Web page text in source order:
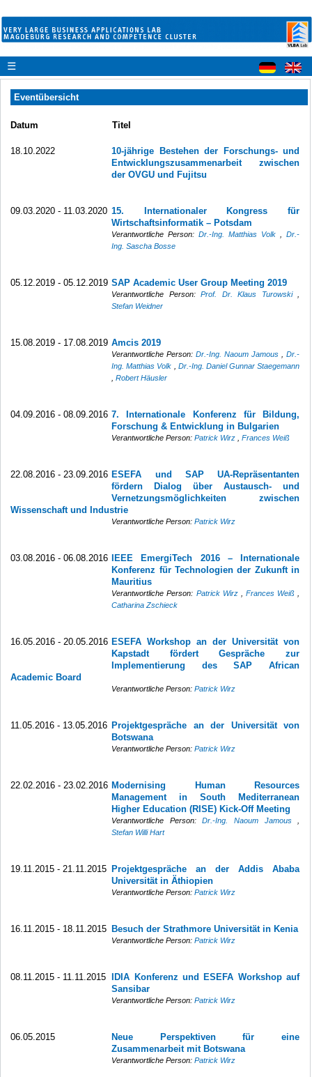
☰
Eventübersicht
Datum Titel
18.10.2022
10-jährige Bestehen der Forschungs- und
Entwicklungszusammenarbeit zwischen
der OVGU und Fujitsu
09.03.2020 - 11.03.2020 15. Internationaler Kongress für
Wirtschaftsinformatik – Potsdam
Verantwortliche Person:Dr.-Ing. Matthias Volk ,Dr.-
Ing. Sascha Bosse
05.12.2019 - 05.12.2019 SAP Academic User Group Meeting 2019
Verantwortliche Person:Prof. Dr. Klaus Turowski
Stefan Weidner
15.08.2019 - 17.08.2019 Amcis 2019
Verantwortliche Person:Dr.-Ing. Naoum Jamous ,Dr.-
Ing. Matthias Volk
Dr.-Ing. Daniel Gunnar Staegemann
,Robert Häusler
04.09.2016 - 08.09.2016 7. Internationale Konferenz für Bildung,
Forschung & Entwicklung in Bulgarien
Verantwortliche Person:Patrick Wirz ,Frances Weiß
22.08.2016 - 23.09.2016 ESEFA und SAP UA-Repräsentanten
fördern Dialog über Austausch- und
Vernetzungsmöglichkeiten zwischen
Wissenschaft und Industrie
Verantwortliche Person:Patrick Wirz
03.08.2016 - 06.08.2016
IEEE EmergiTech 2016 – Internationale
Konferenz für Technologien der Zukunft in
Mauritius
Verantwortliche Person: Patrick Wirz Frances Weiß
Catharina Zschieck
16.05.2016 - 20.05.2016 ESEFA Workshop an der Universität von
Kapstadt fördert Gespräche zur
Implementierung des SAP African
Academic Board
Verantwortliche Person:Patrick Wirz
11.05.2016 - 13.05.2016 Projektgespräche an der Universität von
Botswana
Verantwortliche Person:Patrick Wirz
22.02.2016 - 23.02.2016 Modernising Human Resources
Management in South Mediterranean
Higher Education (RISE) Kick-Off Meeting
Verantwortliche Person:Dr.-Ing. Naoum Jamous
Stefan Willi Hart
19.11.2015 - 21.11.2015 Projektgespräche an der Addis Ababa
Universität in Äthiopien
Verantwortliche Person:Patrick Wirz
16.11.2015 - 18.11.2015 Besuch der Strathmore Universität in Kenia
Verantwortliche Person:Patrick Wirz
08.11.2015 - 11.11.2015
IDIA Konferenz und ESEFA Workshop auf
Sansibar
Verantwortliche Person:Patrick Wirz
06.05.2015
Neue Perspektiven für eine
Zusammenarbeit mit Botswana
Verantwortliche Person:Patrick Wirz